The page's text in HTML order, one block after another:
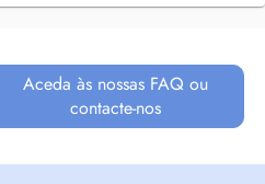
Aceda às nossas FAQ ou
contacte-nos